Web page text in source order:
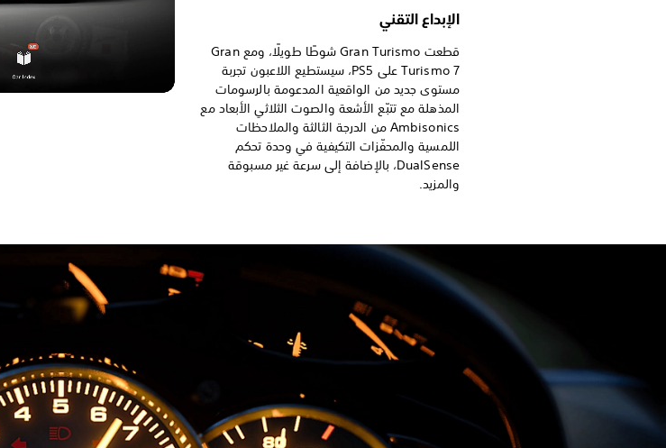
الإبداع التقني
قطعت Gran Turismo شوطًا طويلًا، ومع Gran
Turismo 7 على PS5، سيستطيع اللاعبون تجربة
مستوى جديد من الواقعية المدعومة بالرسومات
المذهلة مع تتبّع الأشعة والصوت الثلاثي الأبعاد مع
Ambisonics من الدرجة الثالثة والملاحظات
اللمسية والمحفّزات التكيفية في وحدة تحكم
DualSense، بالإضافة إلى سرعة غير مسبوقة
والمزيد.